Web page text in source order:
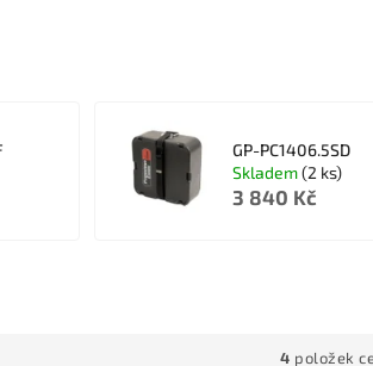
GP-PC1406.5SD
Skladem(2 ks)
3 840 Kč
4 položek